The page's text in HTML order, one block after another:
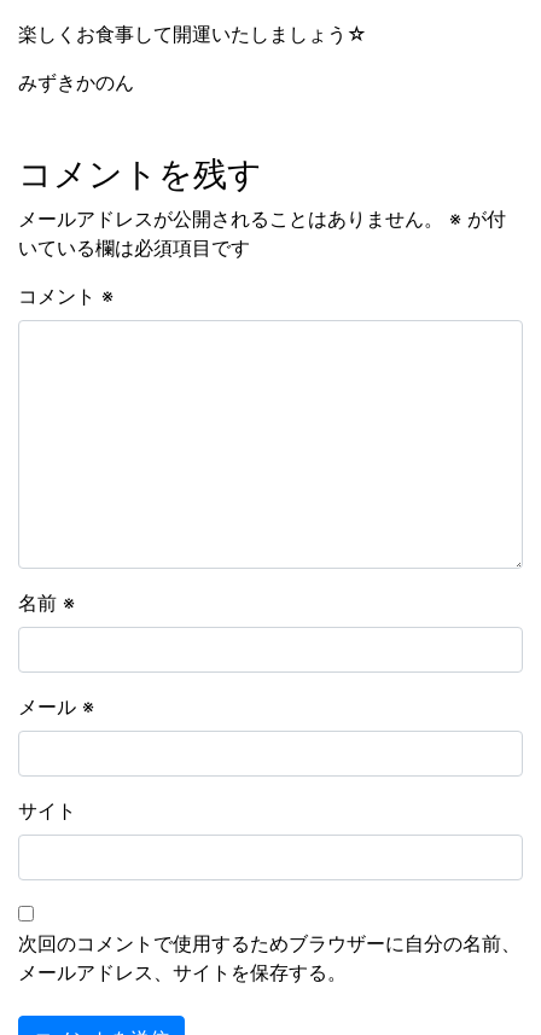
楽しくお食事して開運いたしましょう☆
みずきかのん
コメントを残す
メールアドレスが公開されることはありません。 ※ が付
いている欄は必須項目です
コメント ※
名前 ※
メール ※
サイト
次回のコメントで使用するためブラウザーに自分の名前、
メールアドレス、サイトを保存する。